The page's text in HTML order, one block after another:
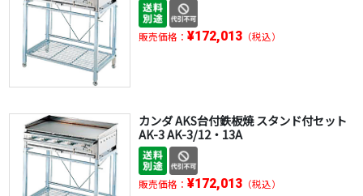
販売価格： ¥172,013（税込）
カンダ AKS台付鉄板焼 スタンド付セット
AK-3 AK-3/12・13A
販売価格： ¥172,013（税込）